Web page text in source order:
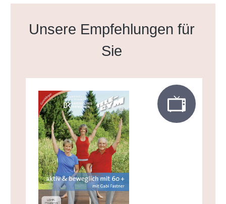
Produktgalerie überspringen
Unsere Empfehlungen für
Sie